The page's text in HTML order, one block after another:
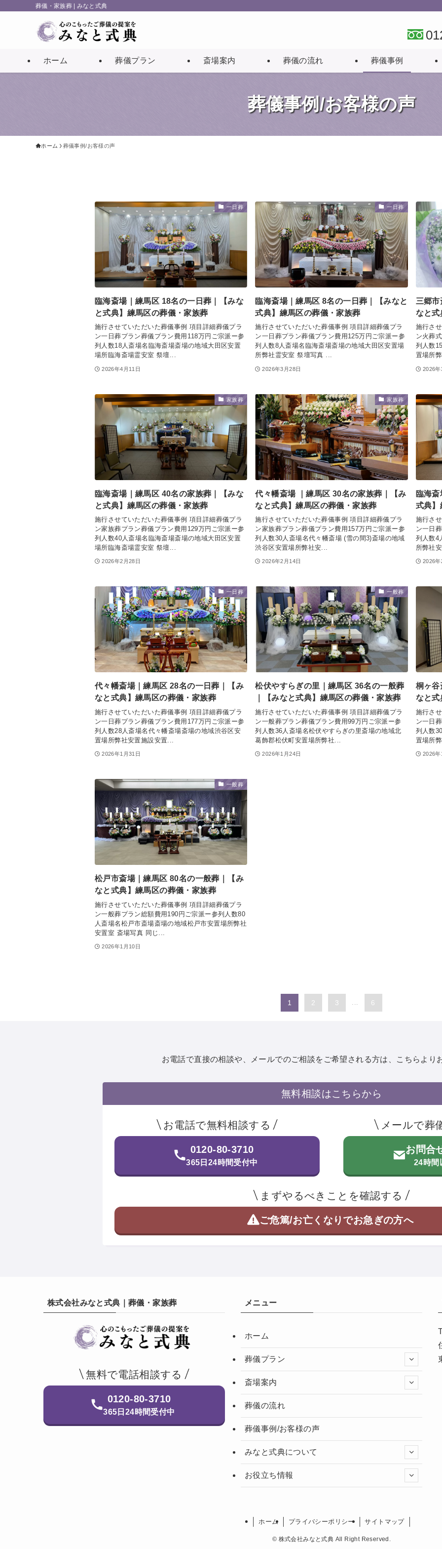
葬儀・家族葬 | みなと式典
ホーム 葬儀プラン 斎場案内 葬儀の流れ 葬儀事例
葬儀事例/お客様の声
ホーム 葬儀事例/お客様の声
一日葬
臨海斎場｜練馬区 18名の一日葬｜【みな
と式典】練馬区の葬儀・家族葬
施行させていただいた葬儀事例 項目詳細葬儀プラ
ン一日葬プラン葬儀プラン費用118万円ご宗派ー参
列人数18人斎場名臨海斎場斎場の地域大田区安置
場所臨海斎場霊安室 祭壇...
2026年4月11日
一日葬
臨海斎場｜練馬区 8名の一日葬｜【みなと
式典】練馬区の葬儀・家族葬
施行させていただいた葬儀事例 項目詳細葬儀プラ
ン一日葬プラン葬儀プラン費用125万円ご宗派ー参
列人数8人斎場名臨海斎場斎場の地域大田区安置場
所弊社霊安室 祭壇写真 ...
2026年3月28日
三郷
なと式
施行さ
ン火葬
列人数
置場所
2026年
家族葬
臨海斎場｜練馬区 40名の家族葬｜【みな
と式典】練馬区の葬儀・家族葬
施行させていただいた葬儀事例 項目詳細葬儀プラ
ン家族葬プラン葬儀プラン費用129万円ご宗派ー参
列人数40人斎場名臨海斎場斎場の地域大田区安置
場所臨海斎場霊安室 祭壇...
2026年2月28日
家族葬
代々幡斎場 ｜練馬区 30名の家族葬｜【み
なと式典】練馬区の葬儀・家族葬
施行させていただいた葬儀事例 項目詳細葬儀プラ
ン家族葬プラン葬儀プラン費用157万円ご宗派ー参
列人数30人斎場名代々幡斎場 (雪の間3)斎場の地域
渋谷区安置場所弊社安...
2026年2月14日
臨海
式典】
施行さ
ン一日
列人数4
所弊社
2026年
一日葬
代々幡斎場｜練馬区 28名の一日葬｜【み
なと式典】練馬区の葬儀・家族葬
施行させていただいた葬儀事例 項目詳細葬儀プラ
ン一日葬プラン葬儀プラン費用177万円ご宗派ー参
列人数28人斎場名代々幡斎場斎場の地域渋谷区安
置場所弊社安置施設安置...
2026年1月31日
一般葬
松伏やすらぎの里｜練馬区 36名の一般葬
｜【みなと式典】練馬区の葬儀・家族葬
施行させていただいた葬儀事例 項目詳細葬儀プラ
ン一般葬プラン葬儀プラン費用99万円ご宗派ー参
列人数36人斎場名松伏やすらぎの里斎場の地域北
葛飾郡松伏町安置場所弊社...
2026年1月24日
桐ヶ谷
なと式
施行さ
ン一日
列人数
置場所
2026年
一般葬
松戸市斎場｜練馬区 80名の一般葬｜【み
なと式典】練馬区の葬儀・家族葬
施行させていただいた葬儀事例 項目詳細葬儀プラ
ン一般葬プラン総額費用190円ご宗派ー参列人数80
人斎場名松戸市斎場斎場の地域松戸市安置場所弊社
安置室 斎場写真 同じ...
2026年1月10日
1 2 3 6
お電話で直接の相談や、メールでのご相談を ご希望される方は、こちらより
無料相談はこちらから
お電話で無料相談する
0120-80-3710
365日24時間受付中
メールで葬
お問合
24時間
まずやるべきことを確認する
ご危篤/お亡くなりでお急ぎの方へ
株式会社みなと式典｜葬儀・家族葬
無料で電話相談する
0120-80-3710
365日24時間受付中
メニュー
ホーム
葬儀プラン
斎場案内
葬儀の流れ
葬儀事例/お客様の声
みなと式典について
お役立ち情報
ホーム プライバシーポリシー サイトマップ
© 株式会社みなと式典 All Right Reserved.